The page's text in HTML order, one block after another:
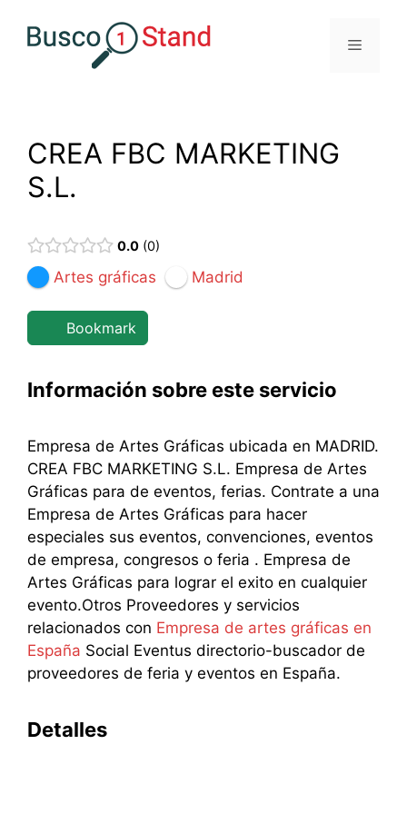
Menú
CREA FBC MARKETING
S.L.
0.0 0
Artes gráficas Madrid
Bookmark
Información sobre este servicio
Empresa de Artes Gráficas ubicada en MADRID.
CREA FBC MARKETING S.L. Empresa de Artes
Gráficas para de eventos, ferias. Contrate a una
Empresa de Artes Gráficas para hacer
especiales sus eventos, convenciones, eventos
de empresa, congresos o feria . Empresa de
Artes Gráficas para lograr el exito en cualquier
evento.Otros Proveedores y servicios
relacionados con Empresa de artes gráficas en
España Social Eventus directorio-buscador de
proveedores de feria y eventos en España.
Detalles